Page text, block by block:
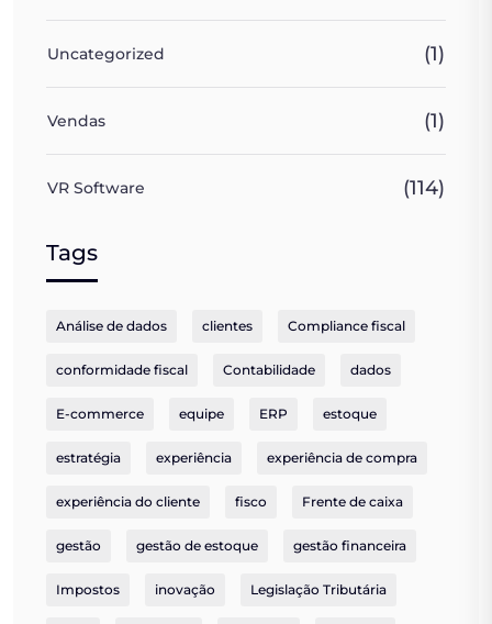
Uncategorized (1)
Vendas (1)
VR Software (114)
Tags
Análise de dados clientes Compliance fiscal
conformidade fiscal Contabilidade dados
E-commerce equipe ERP estoque
estratégia experiência experiência de compra
experiência do cliente fisco Frente de caixa
gestão gestão de estoque gestão financeira
Impostos inovação Legislação Tributária